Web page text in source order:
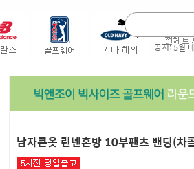
공지:5월
남자큰옷 린넨혼방 10부팬츠 밴딩(